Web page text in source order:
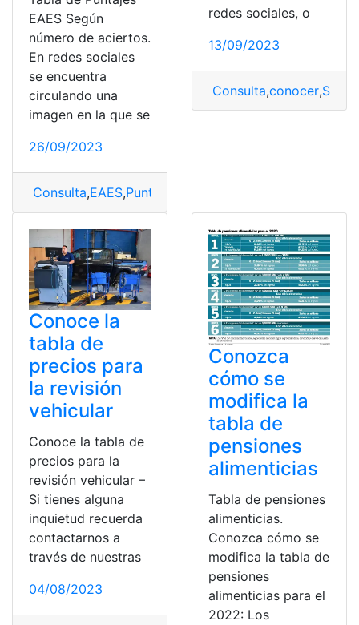
EAES Según
número de aciertos.
En redes sociales
se encuentra
circulando una
imagen en la que se
26/09/2023
Consulta,EAES,Puntajes
redes sociales, o
13/09/2023
Consulta,conocer,
Conoce la
tabla de
precios para
la revisión
vehicular
Conoce la tabla de
precios para la
revisión vehicular –
Si tienes alguna
inquietud recuerda
contactarnos a
través de nuestras
04/08/2023
Conozca
cómo se
modifica la
tabla de
pensiones
alimenticias
Tabla de pensiones
alimenticias.
Conozca cómo se
modifica la tabla de
pensiones
alimenticias para el
2022: Los